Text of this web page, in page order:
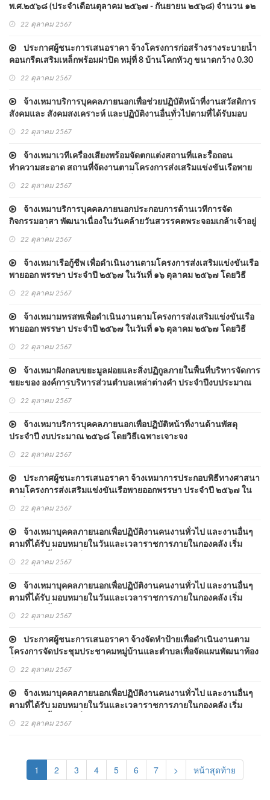
พ.ศ.๒๕๖๘ (ประจำเดือนตุลาคม ๒๕๖๗ - กันยายน ๒๕๖๘) จำนวน ๑๒
22 ตุลาคม 2567
ประกาศผู้ชนะการเสนอราคา จ้างโครงการก่อสร้างรางระบายน้ำ
คอนกรีตเสริมเหล็กพร้อมฝาปิด หมุ่ที่ 8 บ้านโคกหัวภู ขนาดกว้าง 0.30
22 ตุลาคม 2567
จ้างเหมาบริการบุคคลภายนอกเพื่อช่วยปฏิบัติหน้าที่งานสวัสดิการ
สังคมและ สังคมสงเคราะห์ และปฏิบัติงานอื่นทั่วไปตามที่ได้รับมอบ
๓๐ พฤศจิกายน ๒๕๖๗ โดยวิธีเฉพาะเจาะจง
22 ตุลาคม 2567
จ้างเหมาเวทีเครื่องเสียงพร้อมจัดตกแต่งสถานที่และรื้อถอน
ทำความสะอาด สถานที่จัดงานตามโครงการส่งเสริมแข่งขันเรือพาย
เจาะจง
22 ตุลาคม 2567
จ้างเหมาบริการบุคคลภายนอกประกอบการด้านเวทีการจัด
กิจกรรมอาสา พัฒนาเนื่องในวันคล้ายวันสวรรคตพระจอมเกล้าเจ้าอยู่
22 ตุลาคม 2567
จ้างเหมาเรือกู้ชีพ เพื่อดำเนินงานตามโครงการส่งเสริมแข่งขันเรือ
พายออก พรรษา ประจำปี ๒๕๖๗ ในวันที่ ๑๖ ตุลาคม ๒๕๖๗ โดยวิธี
22 ตุลาคม 2567
จ้างเหมามหรสพเพื่อดำเนินงานตามโครงการส่งเสริมแข่งขันเรือ
พายออก พรรษา ประจำปี ๒๕๖๗ ในวันที่ ๑๖ ตุลาคม ๒๕๖๗ โดยวิธี
22 ตุลาคม 2567
จ้างเหมาฝังกลบขยะมูลฝอยและสิ่งปฏิกูลภายในพื้นที่บริหารจัดการ
ขยะของ องค์การบริหารส่วนตำบลเหล่าต่างคำ ประจำปีงบประมาณ
จำนวน ๑๒ เดือน โดยวิธีเฉพาะเจาะจง
22 ตุลาคม 2567
จ้างเหมาบริการบุคคลภายนอกเพื่อปฏิบัติหน้าที่งานด้านพัสดุ
ประจำปี งบประมาณ ๒๕๖๘ โดยวิธีเฉพาะเจาะจง
22 ตุลาคม 2567
ประกาศผู้ชนะการเสนอราคา จ้างเหมาการประกอบพิธีทางศาสนา
ตามโครงการส่งเสริมแข่งขันเรือพายออกพรรษา ประจำปี ๒๕๖๗ ใน
22 ตุลาคม 2567
จ้างเหมาบุคคลภายนอกเพื่อปฏิบัติงานคนงานทั่วไป และงานอื่นๆ
ตามที่ได้รับ มอบหมายในวันและเวลาราชการภายในกองคลัง เริ่ม
22 ตุลาคม 2567
จ้างเหมาบุคคลภายนอกเพื่อปฏิบัติงานคนงานทั่วไป และงานอื่นๆ
ตามที่ได้รับ มอบหมายในวันและเวลาราชการภายในกองคลัง เริ่ม
22 ตุลาคม 2567
ประกาศผู้ชนะการเสนอราคา จ้างจัดทำป้ายเพื่อดำเนินงานตาม
โครงการจัดประชุมประชาคมหมู่บ้านและตำบลเพื่อจัดแผนพัฒนาท้อง
22 ตุลาคม 2567
จ้างเหมาบุคคลภายนอกเพื่อปฏิบัติงานคนงานทั่วไป และงานอื่นๆ
ตามที่ได้รับ มอบหมายในวันและเวลาราชการภายในกองคลัง เริ่ม
22 ตุลาคม 2567
1 (current)
2 3 4 5 6 7 > หน้าสุดท้าย